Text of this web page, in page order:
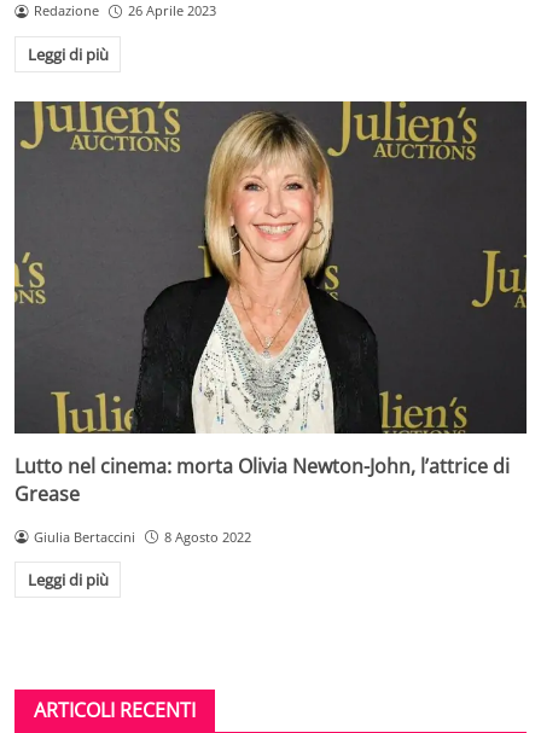
Redazione 26 Aprile 2023
Leggi di più
Lutto nel cinema: morta Olivia Newton-John, l’attrice di
Grease
Giulia Bertaccini 8 Agosto 2022
Leggi di più
ARTICOLI RECENTI